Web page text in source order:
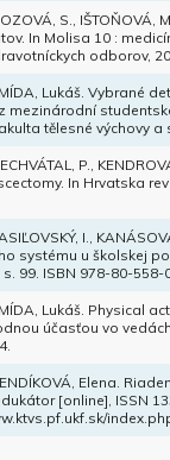
S.,
In Molisa 10 :
odborov,
Lukáš. Vybrané
mezinárodní
tělesné výchovy
P.,
In Hrvatska
I.,
systému u školskej
s. 99. ISBN 978-80-558-
Lukáš. Physical
účasťou vo
Elena.
[online], ISSN